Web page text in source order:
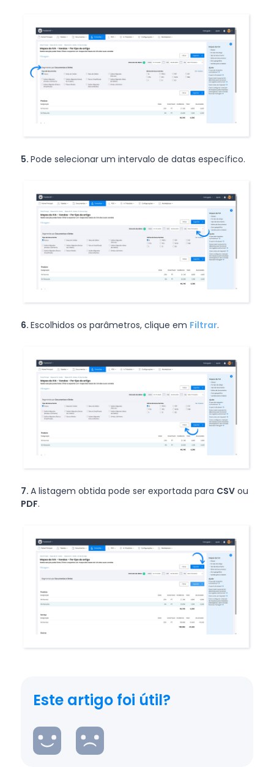
5. Pode selecionar um intervalo de datas específico.
6. Escolhidos os parâmetros, clique em Filtrar.
7. A listagem obtida pode ser exportada para CSVou
PDF.
Este artigo foi útil?